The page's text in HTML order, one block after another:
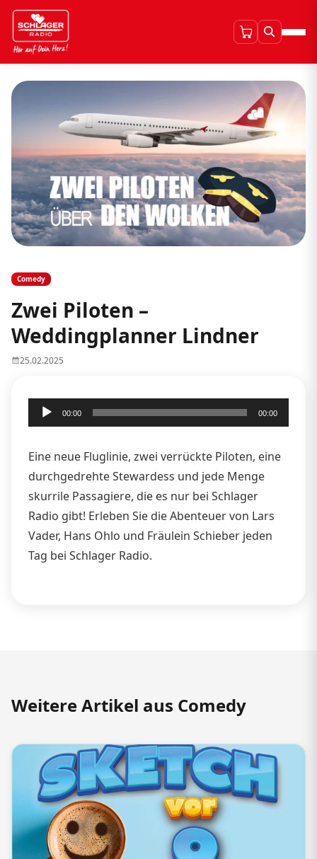
Comedy
Zwei Piloten –
Weddingplanner Lindner
25.02.2025
Audio-
Player
00:00 00:00
Eine neue Fluglinie, zwei verrückte Piloten, eine
durchgedrehte Stewardess und jede Menge
skurrile Passagiere, die es nur bei Schlager
Radio gibt! Erleben Sie die Abenteuer von Lars
Vader, Hans Ohlo und Fräulein Schieber jeden
Tag bei Schlager Radio.
Weitere Artikel aus Comedy